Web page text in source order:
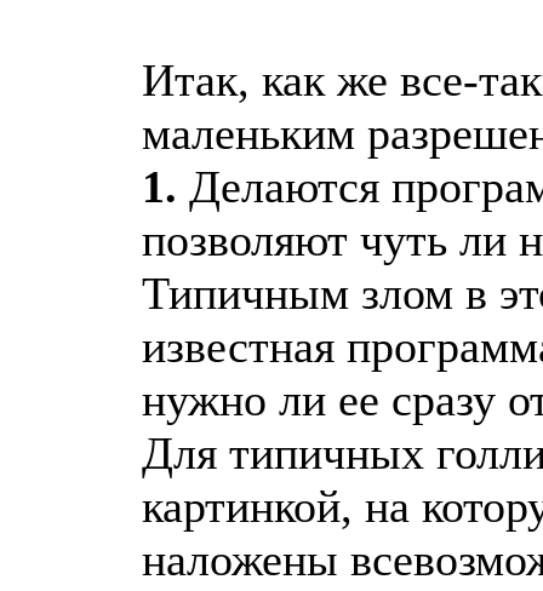
Итак, как же все-
маленьким
1. Делаются
позволяют чуть ли
Типичным злом в
известная
нужно ли ее сразу
Для типичных
картинкой, на
наложены